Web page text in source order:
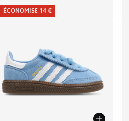
ÉCONOMISE 14 €